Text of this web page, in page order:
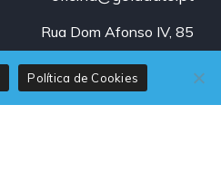
Rua Dom Afonso IV, 85
Política de Cookies